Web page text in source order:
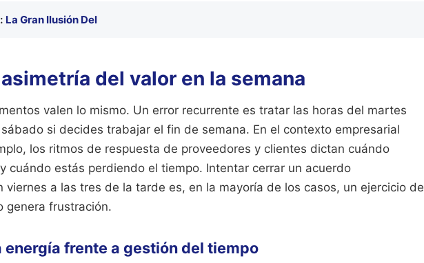
La Gran Ilusión Del
del valor en la semana
valen lo mismo. Un error recurrente es tratar las horas del martes
si decides trabajar el fin de semana. En el contexto empresarial
los ritmos de respuesta de proveedores y clientes dictan cuándo
cuándo estás perdiendo el tiempo. Intentar cerrar un acuerdo
viernes a las tres de la tarde es, en la mayoría de los casos, un ejercicio de
genera frustración.
energía frente a gestión del tiempo